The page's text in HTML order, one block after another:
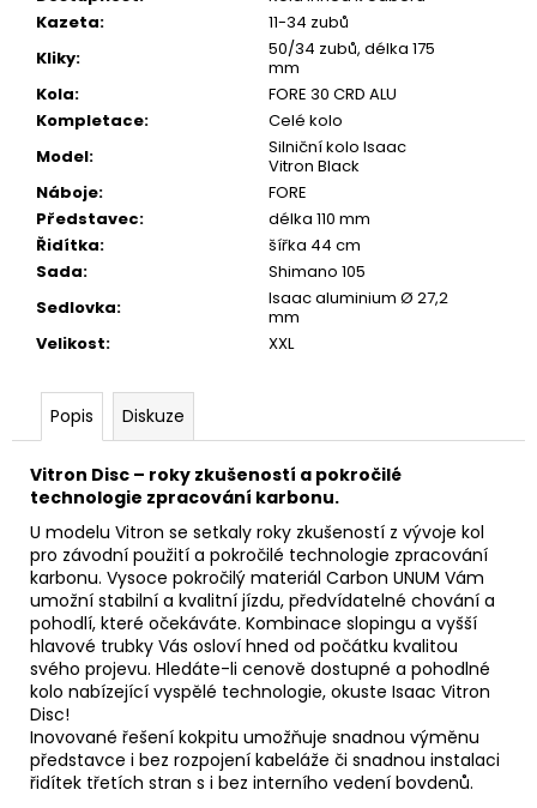
Kazeta:
11-34 zubů
Kliky:
50/34 zubů, délka 175
mm
Kola:
FORE 30 CRD ALU
Kompletace:
Celé kolo
Model:
Silniční kolo Isaac
Vitron Black
Náboje:
FORE
Představec:
délka 110 mm
Řidítka:
šířka 44 cm
Sada:
Shimano 105
Sedlovka:
Isaac aluminium Ø 27,2
mm
Velikost: XXL
Popis Diskuze
Vitron Disc – roky zkušeností a pokročilé
technologie zpracování karbonu.
U modelu Vitron se setkaly roky zkušeností z vývoje kol
pro závodní použití a pokročilé technologie zpracování
karbonu. Vysoce pokročilý materiál Carbon UNUM Vám
umožní stabilní a kvalitní jízdu, předvídatelné chování a
pohodlí, které očekáváte. Kombinace slopingu a vyšší
hlavové trubky Vás osloví hned od počátku kvalitou
svého projevu. Hledáte-li cenově dostupné a pohodlné
kolo nabízející vyspělé technologie, okuste Isaac Vitron
Disc!
Inovované řešení kokpitu umožňuje snadnou výměnu
představce i bez rozpojení kabeláže či snadnou instalaci
řidítek třetích stran s i bez interního vedení bovdenů.
e
MODRÁ
MIKINA
KAPUCÍ
UNISEX
090
Kč